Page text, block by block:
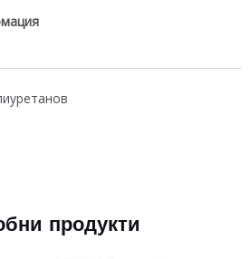
продукти